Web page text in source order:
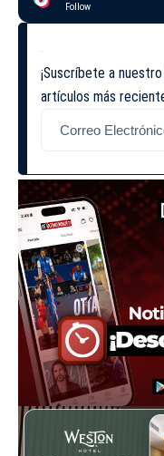
Follow
¡Suscríbete a
artículos más